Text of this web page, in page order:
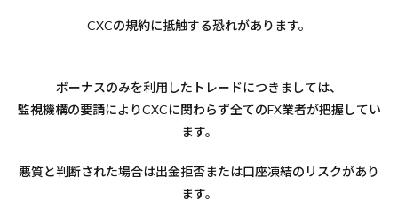
CXCの規約に抵触する恐れがあります。
ボーナスのみを利用したトレードにつきましては、
監視機構の要請によりCXCに関わらず全てのFX業者が把握してい
ます。
悪質と判断された場合は出金拒否または口座凍結のリスクがあり
ます。